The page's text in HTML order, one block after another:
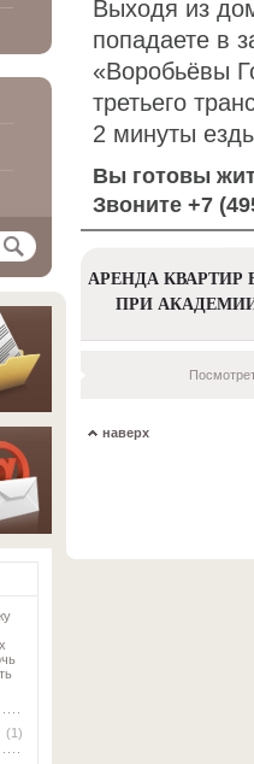
(1)
Выходя из
попадаете в
«Воробьёвы
третьего
2 минуты
Вы готовы
Звоните +7
АРЕНДА
ПРИ
наверх